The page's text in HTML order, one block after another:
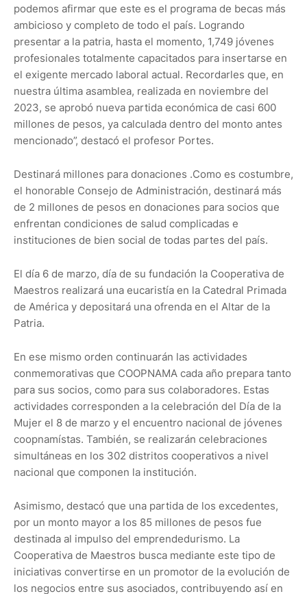
podemos afirmar que este es el programa de becas más
ambicioso y completo de todo el país. Logrando
presentar a la patria, hasta el momento, 1,749 jóvenes
profesionales totalmente capacitados para insertarse en
el exigente mercado laboral actual. Recordarles que, en
nuestra última asamblea, realizada en noviembre del
2023, se aprobó nueva partida económica de casi 600
millones de pesos, ya calculada dentro del monto antes
mencionado”, destacó el profesor Portes.
Destinará millones para donaciones .Como es costumbre,
el honorable Consejo de Administración, destinará más
de 2 millones de pesos en donaciones para socios que
enfrentan condiciones de salud complicadas e
instituciones de bien social de todas partes del país.
El día 6 de marzo, día de su fundación la Cooperativa de
Maestros realizará una eucaristía en la Catedral Primada
de América y depositará una ofrenda en el Altar de la
Patria.
En ese mismo orden continuarán las actividades
conmemorativas que COOPNAMA cada año prepara tanto
para sus socios, como para sus colaboradores. Estas
actividades corresponden a la celebración del Día de la
Mujer el 8 de marzo y el encuentro nacional de jóvenes
coopnamístas. También, se realizarán celebraciones
simultáneas en los 302 distritos cooperativos a nivel
nacional que componen la institución.
Asimismo, destacó que una partida de los excedentes,
por un monto mayor a los 85 millones de pesos fue
destinada al impulso del emprendedurismo. La
Cooperativa de Maestros busca mediante este tipo de
iniciativas convertirse en un promotor de la evolución de
los negocios entre sus asociados, contribuyendo así en